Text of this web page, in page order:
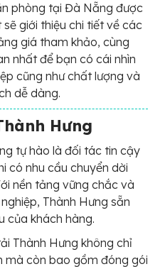
phòng tại Đà Nẵng được
giới thiệu chi tiết về các
giá tham khảo, cùng
nhất để bạn có cái nhìn
cũng như chất lượng và
dễ dàng.
Hưng
tự hào là đối tác tin cậy
có nhu cầu chuyển dời
nền tảng vững chắc và
Thành Hưng sẵn
của khách hàng.
Thành Hưng không chỉ
mà còn bao gồm đóng gói